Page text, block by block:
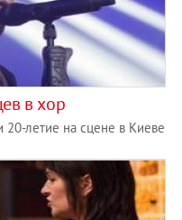
в хор
летие на сцене в Киеве